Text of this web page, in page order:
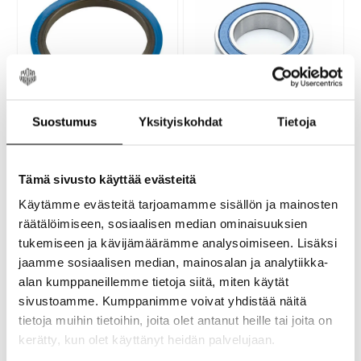
Suostumus Yksityiskohdat Tietoja
Tämä sivusto käyttää evästeitä
Käytämme evästeitä tarjoamamme sisällön ja mainosten
räätälöimiseen, sosiaalisen median ominaisuuksien
tukemiseen ja kävijämäärämme analysoimiseen. Lisäksi
jaamme sosiaalisen median, mainosalan ja analytiikka-
alan kumppaneillemme tietoja siitä, miten käytät
sivustoamme. Kumppanimme voivat yhdistää näitä
tietoja muihin tietoihin, joita olet antanut heille tai joita on
kerätty, kun olet käyttänyt heidän palvelujaan.
Cane Creek 40
Crownrace 52/40 Alakooli
52/40mm 40-sarja
17,90 €
Enduro Bearings
MR18307 LLB 18X30X7
Marwin laakerisovelluksen
10,90 €